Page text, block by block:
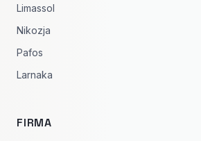
Limassol
Nikozja
Pafos
Larnaka
FIRMA